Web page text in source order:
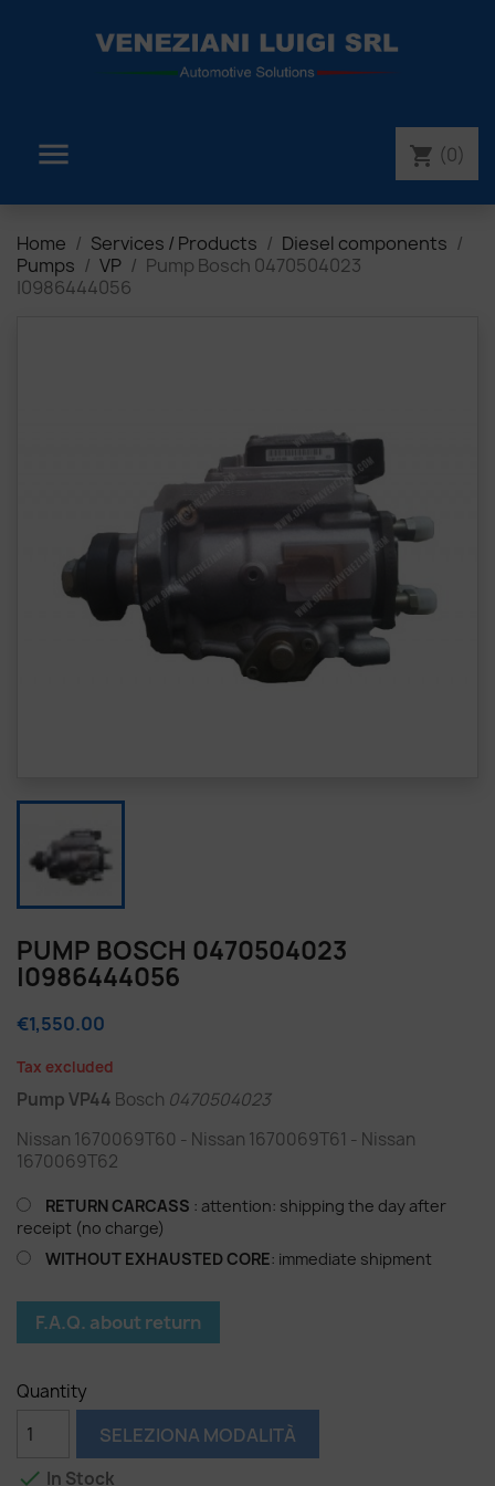
 shopping_cart (0)
Home Services / Products
Diesel components
Pumps
VP
Pump Bosch 0470504023
|0986444056
PUMP BOSCH 0470504023
|0986444056
€1,550.00
Tax excluded
Pump VP44 Bosch 0470504023
Nissan 1670069T60 - Nissan 1670069T61 - Nissan
1670069T62
RETURN CARCASS : attention: shipping the day after
receipt (no charge)
WITHOUT EXHAUSTED CORE: immediate shipment
F.A.Q. about return
Quantity
SELEZIONA MODALITÀ
 In Stock